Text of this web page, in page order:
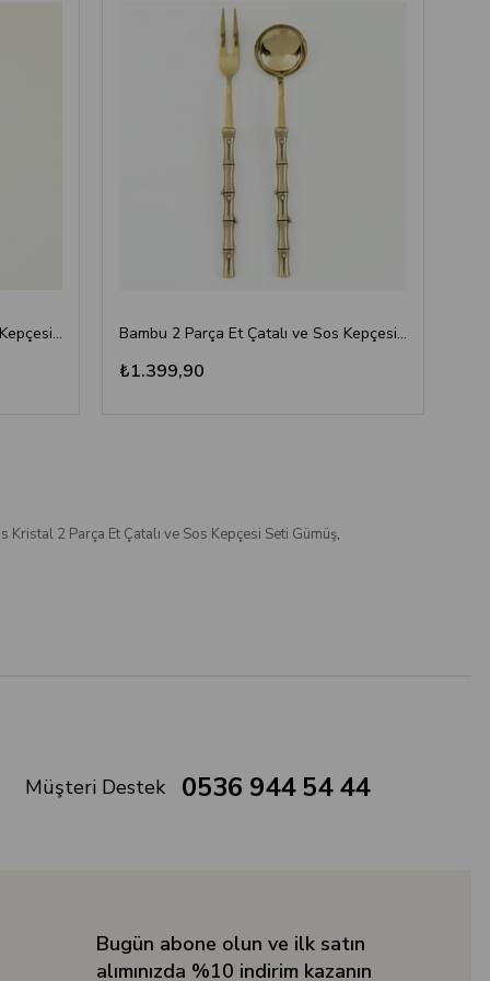
Bambu 2 Parça Et Çatalı ve Sos Kepçesi Seti Altın Bambu 2 Parça Et Çatalı ve Sos Kepçesi Seti Antik Titanyum
₺1.399,90
Kristal 2 Parça Et Çatalı ve Sos Kepçesi Seti Gümüş,
Müşteri Destek 0536 944 54 44
Bugün abone olun ve ilk satın
alımınızda %10 indirim kazanın